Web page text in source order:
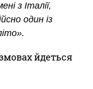
з Італії,
один із
йдеться